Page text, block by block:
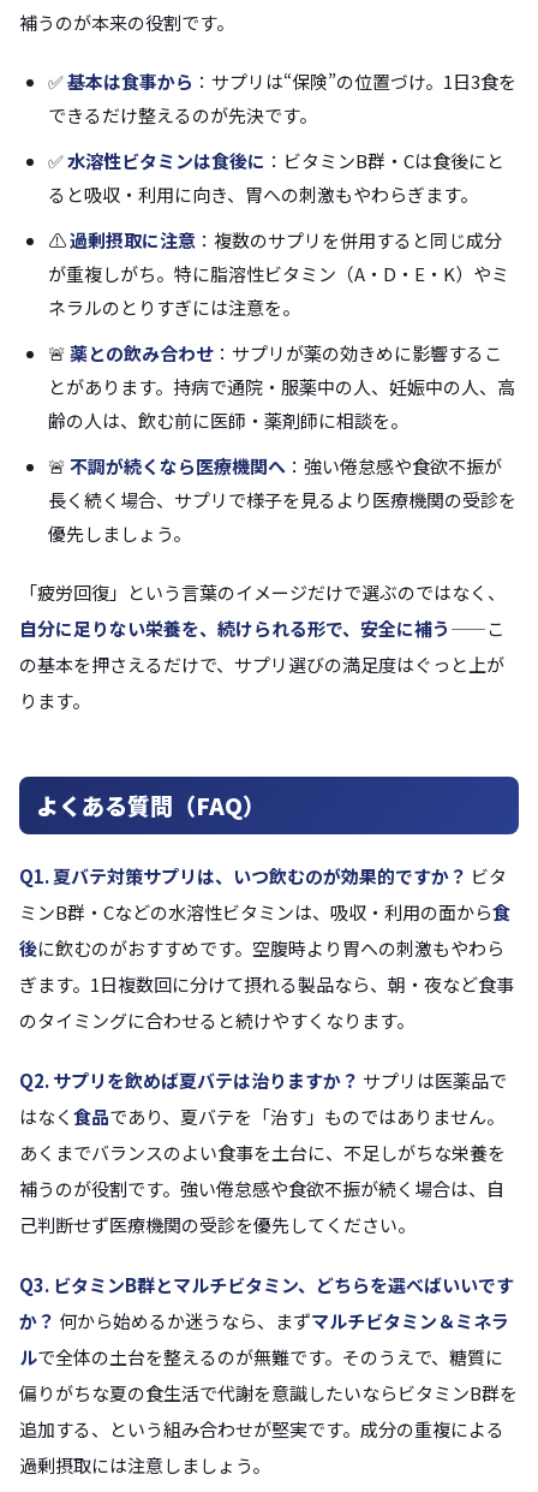
補うのが本来の役割です。
✅基本は食事から ：サプリは“保険”の位置づけ。1日3食を
できるだけ整えるのが先決です。
✅水溶性ビタミンは食後に ：ビタミンB群・Cは食後にと
ると吸収・利用に向き、胃への刺激もやわらぎます。
⚠️過剰摂取に注意 ：複数のサプリを併用すると同じ成分
が重複しがち。特に脂溶性ビタミン（A・D・E・K）やミ
ネラルのとりすぎには注意を。
🚨 薬との飲み合わせ ：サプリが薬の効きめに影響するこ
とがあります。持病で通院・服薬中の人、妊娠中の人、高
齢の人は、飲む前に医師・薬剤師に相談を。
🚨 不調が続くなら医療機関へ ：強い倦怠感や食欲不振が
長く続く場合、サプリで様子を見るより医療機関の受診を
優先しましょう。
「疲労回復」という言葉のイメージだけで選ぶのではなく、
自分に足りない栄養を、続けられる形で、安全に補う——こ
の基本を押さえるだけで、サプリ選びの満足度はぐっと上が
ります。
よくある質問（FAQ）
Q1. 夏バテ対策サプリは、いつ飲むのが効果的ですか？ ビタ
ミンB群・Cなどの水溶性ビタミンは、吸収・利用の面から食
後に飲むのがおすすめです。空腹時より胃への刺激もやわら
ぎます。1日複数回に分けて摂れる製品なら、朝・夜など食事
のタイミングに合わせると続けやすくなります。
Q2. サプリを飲めば夏バテは治りますか？ サプリは医薬品で
はなく食品であり、夏バテを「治す」ものではありません。
あくまでバランスのよい食事を土台に、不足しがちな栄養を
補うのが役割です。強い倦怠感や食欲不振が続く場合は、自
己判断せず医療機関の受診を優先してください。
Q3. ビタミンB群とマルチビタミン、どちらを選べばいいです
か？ 何から始めるか迷うなら、まずマルチビタミン＆ミネラ
ルで全体の土台を整えるのが無難です。そのうえで、糖質に
偏りがちな夏の食生活で代謝を意識したいならビタミンB群を
追加する、という組み合わせが堅実です。成分の重複による
過剰摂取には注意しましょう。